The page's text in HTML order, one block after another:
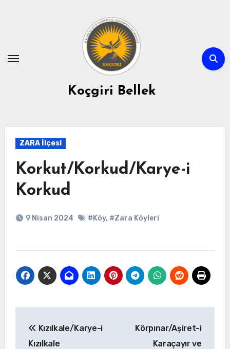
Koçgiri Bellek
ZARA İlçesi
Korkut/Korkud/Karye-i
Korkud
9 Nisan 2024 #Köy, #Zara Köyleri
gezinmesi
Kızılkale/Karye-i
Kızılkale
Körpınar/Aşiret-i
Karaçayır ve